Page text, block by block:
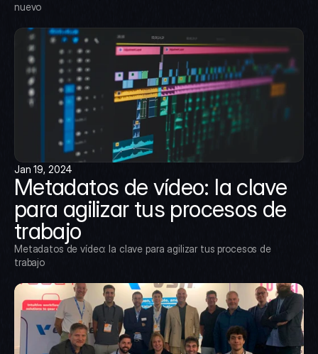
nuevo
Jan 19, 2024
Metadatos de vídeo: la clave
para agilizar tus procesos de
trabajo
Metadatos de vídeo: la clave para agilizar tus procesos de
trabajo